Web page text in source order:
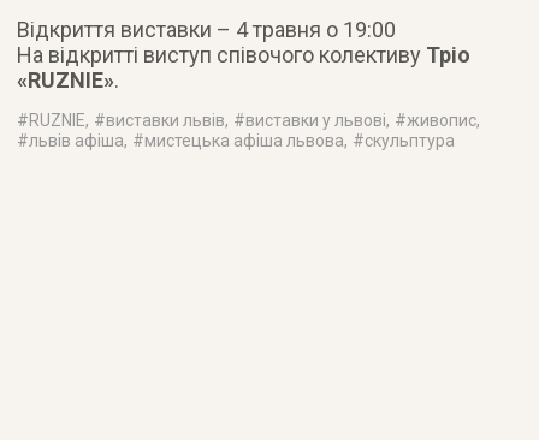
Відкриття виставки – 4 травня о 19:00
На відкритті виступ співочого колективу Тріо
«RUZNIE».
#RUZNIE, #виставки львів, #виставки у львові, #живопис,
#львів афіша, #мистецька афіша львова, #скульптура